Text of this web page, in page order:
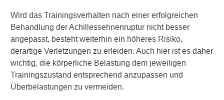
Wird das Trainingsverhalten nach einer erfolgreichen
Behandlung der Achillessehnenruptur nicht besser
angepasst, besteht weiterhin ein höheres Risiko,
derartige Verletzungen zu erleiden. Auch hier ist es daher
wichtig, die körperliche Belastung dem jeweiligen
Trainingszustand entsprechend anzupassen und
Überbelastungen zu vermeiden.
Sport danach
Vorbeugung
Sportarten mit hoher
Belastung
Risiko für einen zweiten